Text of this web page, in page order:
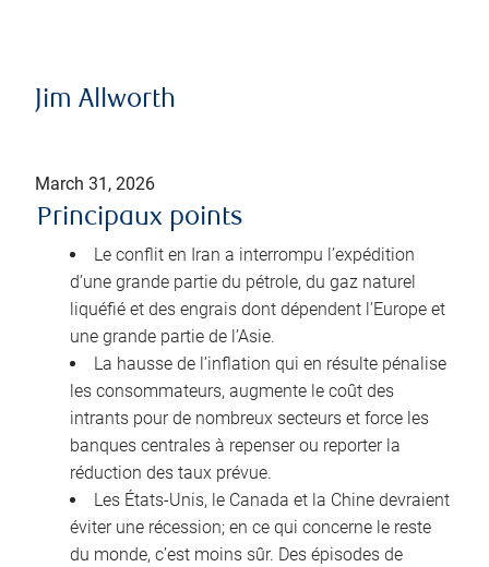
Jim Allworth
March 31, 2026
Principaux points
Le conflit en Iran a interrompu l’expédition
d’une grande partie du pétrole, du gaz naturel
liquéfié et des engrais dont dépendent l’Europe et
une grande partie de l’Asie.
La hausse de l’inflation qui en résulte pénalise
les consommateurs, augmente le coût des
intrants pour de nombreux secteurs et force les
banques centrales à repenser ou reporter la
réduction des taux prévue.
Les États-Unis, le Canada et la Chine devraient
éviter une récession; en ce qui concerne le reste
du monde, c’est moins sûr. Des épisodes de